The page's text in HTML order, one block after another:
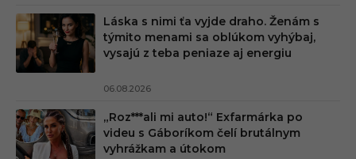
Láska s nimi ťa vyjde draho. Ženám s
týmito menami sa oblúkom vyhýbaj,
vysajú z teba peniaze aj energiu
06.08.2026
„Roz***ali mi auto!“ Exfarmárka po
videu s Gáboríkom čelí brutálnym
vyhrážkam a útokom